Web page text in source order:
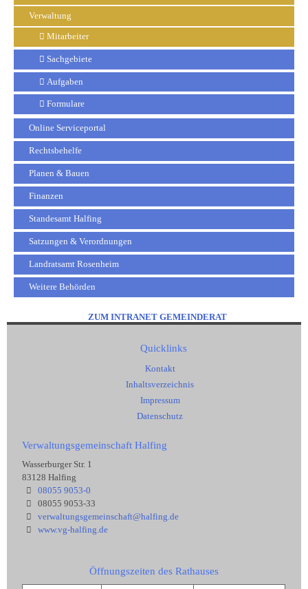
Verwaltung
Mitarbeiter
Sachgebiete
Aufgaben
Formulare
Online Serviceportal
Rechtsbehelfe
Planen & Bauen
Finanzen
Standesamt Halfing
Satzungen & Verordnungen
Landratsamt Rosenheim
Weitere Behörden
ZUM INTRANET GEMEINDERAT
Quicklinks
Kontakt
Inhaltsverzeichnis
Impressum
Datenschutz
Verwaltungsgemeinschaft Halfing
Wasserburger Str. 1
83128 Halfing
08055 9053-0
08055 9053-33
verwaltungsgemeinschaft@halfing.de
www.vg-halfing.de
Öffnungszeiten des Rathauses